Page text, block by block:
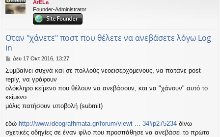
εις
ArELa
Founder-Administrator
Οταν "χάνετε" ποστ που θέλετε να ανεβάσετε λόγω Log
in
Δ
μ
ο
σ
ί
ε
υ
η
Δευ 17 Οκτ 2016, 13:27
Συμβαίνει συχνά και σε πολλούς νεοεισερχόμενους, να πατάνε post
reply, να γράφουν
ολόκληρο κείμενο που θέλουν να ανεβάσουν, και να "χάνουν" αυτό το
κείμενο
μόλις πατήσουν υποβολή (submit)
εδώ http://www.ideografhmata.gr/forum/viewt ... 34#p275234 δίνω
σχετικές οδηγίες σε έναν φίλο που προσπάθησε να ανεβάσει το πρώτο